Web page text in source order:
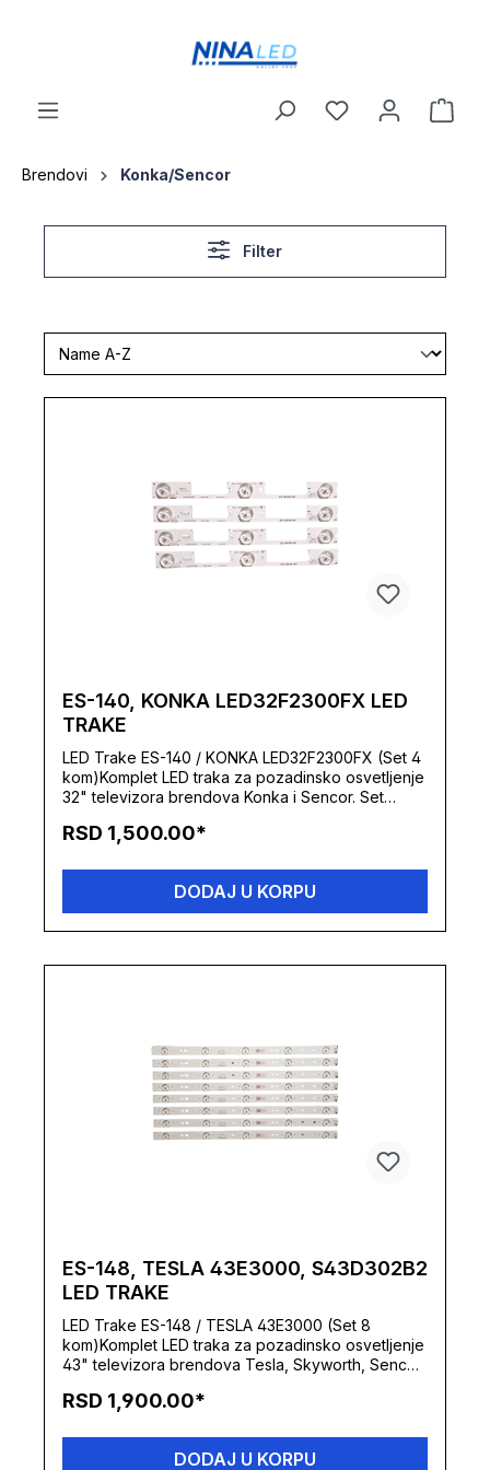
Brendovi Konka/Sencor
Filter
ES-140, KONKA LED32F2300FX LED
TRAKE
LED Trake ES-140 / KONKA LED32F2300FX (Set 4
kom)Komplet LED traka za pozadinsko osvetljenje
32" televizora brendova Konka i Sencor. Set
podlozi sa već nanesenom termički provodljivom
montažu i efikasno odvođenje toplote sa
dioda.Tehničke specifikacijeOznaka kompleta:
ES-140Kodne oznake na trakama: LED32F2300NE
/ 35017948 / 2013-03-07Broj traka u setu: 4
modeli televizoraKomplet pokriva sledeće 32"
modele televizora:Konka LED32F2300FXSencor
LED32F2300NE
RSD 1,500.00*
DODAJ U KORPU
ES-148, TESLA 43E3000, S43D302B2
LED TRAKE
LED Trake ES-148 / TESLA 43E3000 (Set 8
kom)Komplet LED traka za pozadinsko osvetljenje
43" televizora brendova Tesla, Skyworth, Sencor
stabilnoj podlozi sa nanesenom termički
omogućava brzu montažu i kvalitetno odvođenje
toplote sa dioda.Tehničke specifikacijeOznaka
RSD 1,900.00*
DODAJ U KORPU